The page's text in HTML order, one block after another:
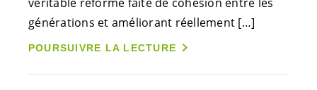
générations et améliorant réellement […]
POURSUIVRE LA LECTURE